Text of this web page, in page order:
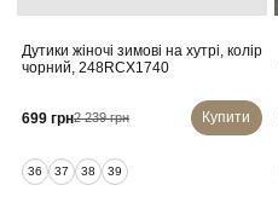
Дутики жіночі зимові на хутрі, колір
чорний, 248RCX1740
699 грн2 239 грн Купити
36 37 38 39